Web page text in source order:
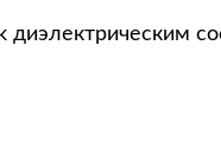
диэлектрическим